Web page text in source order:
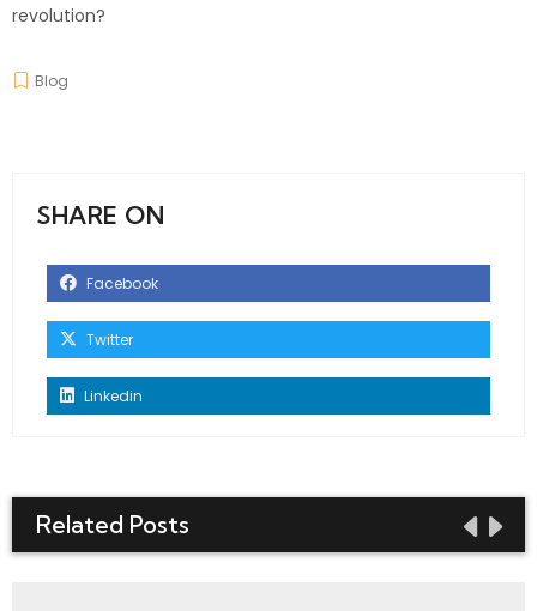
revolution?
Blog
SHARE ON
Facebook
Twitter
Linkedin
Related Posts